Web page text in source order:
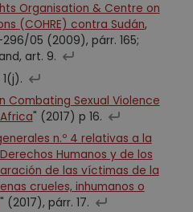
Organisation & Centre on
(COHRE) contra Sudán,
05 (2009), párr. 165;
art. 9.
Combating Sexual Violence
" (2017) p 16.
n.º 4 relativas a la
Humanos y de los
de las víctimas de la
crueles, inhumanos o
" (2017), párr. 17.